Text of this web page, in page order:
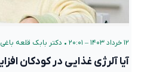
۱۲ خرداد ۱۴۰۳ – ۲۰:۰۱ • دکتر بابک قلعه‌ باغی
آیا آلرژی غذایی در کودکان